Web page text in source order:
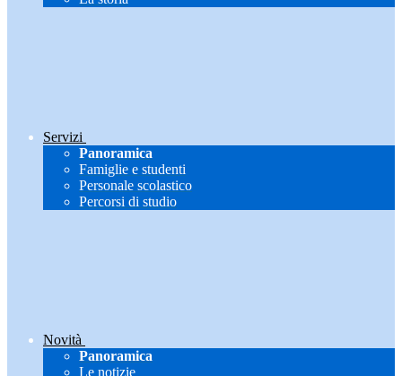
Servizi
Panoramica
Famiglie e studenti
Personale scolastico
Percorsi di studio
Novità
Panoramica
Le notizie